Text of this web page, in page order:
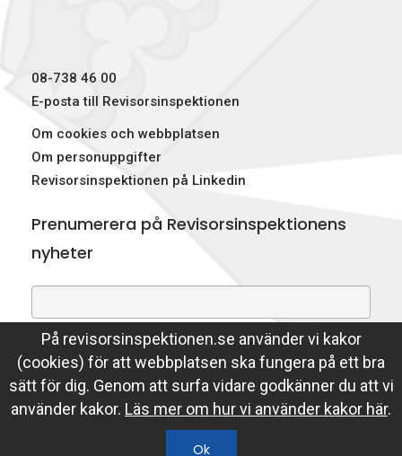
På revisorsinspektionen.se använder vi kakor
(cookies) för att webbplatsen ska fungera på ett bra
sätt för dig. Genom att surfa vidare godkänner du att vi
använder kakor. Läs mer om hur vi använder kakor här.
08-738 46 00
E-posta till Revisorsinspektionen
Om cookies och webbplatsen
Om personuppgifter
Revisorsinspektionen på Linkedin
Prenumerera på Revisorsinspektionens
nyheter
Genom att prenumerera på nyheter godkänner du att
Revisorsinspektionen lagrar din e-postadress.
Läs mer